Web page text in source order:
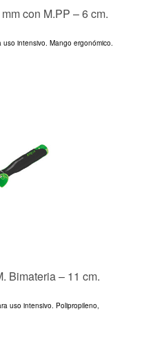
con M.PP – 6 cm.
intensivo. Mango ergonómico.
Bimateria – 11 cm.
uso intensivo. Polipropileno,